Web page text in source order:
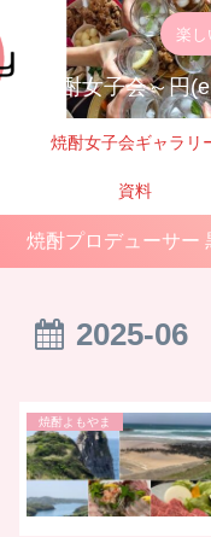
楽
焼酎女子会～円
焼酎女子会ギャラリ
資料
焼酎プロデューサー
2025-06
焼酎よもやま